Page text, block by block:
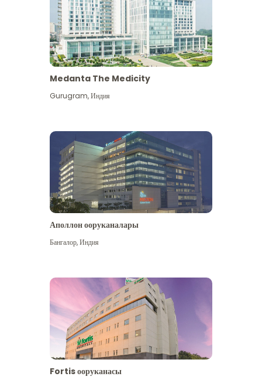
Medanta The Medicity
Gurugram,Индия
Аполлон ооруканалары
Бангалор,Индия
Fortis ооруканасы